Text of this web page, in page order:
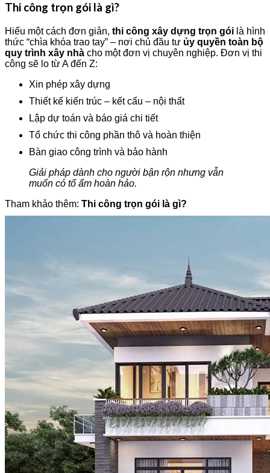
Thi công trọn gói là gì?
Hiểu một cách đơn giản, thi công xây dựng trọn gói là hình
thức “chìa khóa trao tay” – nơi chủ đầu tư ủy quyền toàn bộ
quy trình xây nhà cho một đơn vị chuyên nghiệp. Đơn vị thi
công sẽ lo từ A đến Z:
Xin phép xây dựng
Thiết kế kiến trúc – kết cấu – nội thất
Lập dự toán và báo giá chi tiết
Tổ chức thi công phần thô và hoàn thiện
Bàn giao công trình và bảo hành
Giải pháp dành cho người bận rộn nhưng vẫn
muốn có tổ ấm hoàn hảo.
Tham khảo thêm: Thi công trọn gói là gì?